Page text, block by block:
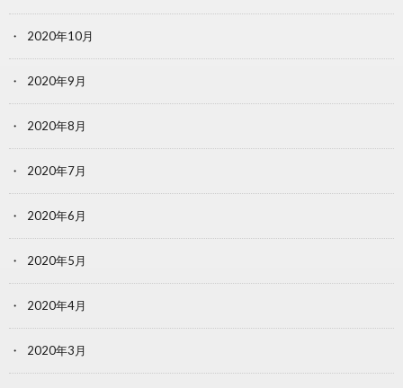
2020年10月
2020年9月
2020年8月
2020年7月
2020年6月
2020年5月
2020年4月
2020年3月